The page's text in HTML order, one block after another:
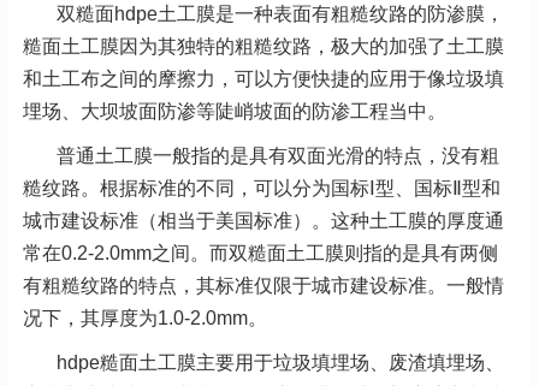
双糙面hdpe土工膜是一种表面有粗糙纹路的防渗膜，
糙面土工膜因为其独特的粗糙纹路，极大的加强了土工膜
和土工布之间的摩擦力，可以方便快捷的应用于像垃圾填
埋场、大坝坡面防渗等陡峭坡面的防渗工程当中。
普通土工膜一般指的是具有双面光滑的特点，没有粗
糙纹路。根据标准的不同，可以分为国标Ⅰ型、国标Ⅱ型和
城市建设标准（相当于美国标准）。这种土工膜的厚度通
常在0.2-2.0mm之间。而双糙面土工膜则指的是具有两侧
有粗糙纹路的特点，其标准仅限于城市建设标准。一般情
况下，其厚度为1.0-2.0mm。
hdpe糙面土工膜主要用于垃圾填埋场、废渣填埋场、